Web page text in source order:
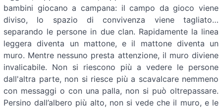
bambini giocano a campana: il campo da gioco viene
diviso, lo spazio di convivenza viene tagliato…
separando le persone in due clan. Rapidamente la linea
leggera diventa un mattone, e il mattone diventa un
muro. Mentre nessuno presta attenzione, il muro diviene
invalicabile. Non si riescono più a vedere le persone
dall'altra parte, non si riesce più a scavalcare nemmeno
con messaggi o con una palla, non si può oltrepassare.
Persino dall’albero più alto, non si vede che il muro, e le